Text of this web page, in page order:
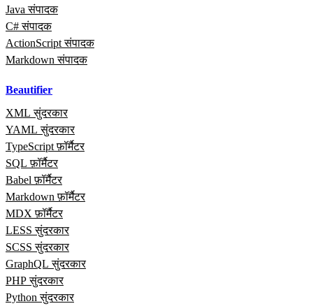
Java संपादक
C# संपादक
ActionScript संपादक
Markdown संपादक
Beautifier
XML सुंदरकार
YAML सुंदरकार
TypeScript फ़ॉर्मैटर
SQL फ़ॉर्मैटर
Babel फ़ॉर्मैटर
Markdown फ़ॉर्मैटर
MDX फ़ॉर्मैटर
LESS सुंदरकार
SCSS सुंदरकार
GraphQL सुंदरकार
PHP सुंदरकार
Python सुंदरकार